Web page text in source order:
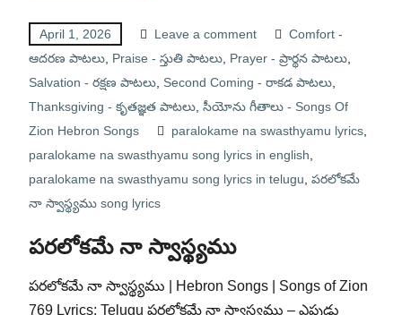
April 1, 2026 Leave a comment
Comfort -
ఆదరణ పాటలు, Praise - స్తుతి పాటలు, Prayer - ప్రార్థన పాటలు,
Salvation - రక్షణ పాటలు, Second Coming - రాకడ పాటలు,
Thanksgiving - కృతజ్ఞత పాటలు, సీయోను గీతాలు - Songs Of
Zion Hebron Songs
paralokame na swasthyamu lyrics,
paralokame na swasthyamu song lyrics in english
paralokame na swasthyamu song lyrics in telugu పరలోకమే
నా స్వాస్థ్యము song lyrics
పరలోకమే నా స్వాస్థ్యము
పరలోకమే నా స్వాస్థ్యము | Hebron Songs | Songs of Zion
769 Lyrics: Telugu పరలోకమే నా స్వాస్థ్యము – ఎపుడు